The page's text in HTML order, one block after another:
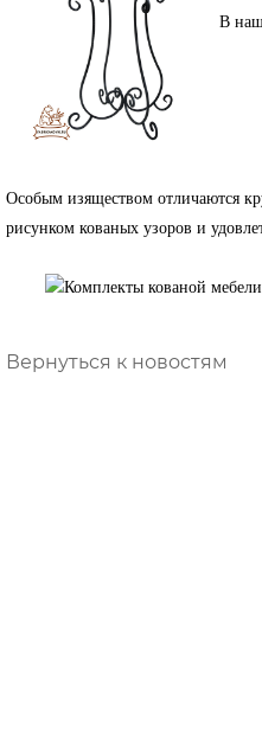
В
Особым изяществом отличаются
рисунком кованых узоров и
Вернуться к новостям